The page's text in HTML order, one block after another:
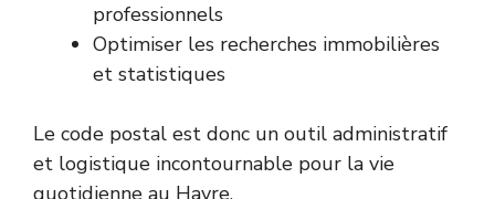
professionnels
Optimiser les recherches immobilières
et statistiques
Le code postal est donc un outil administratif
et logistique incontournable pour la vie